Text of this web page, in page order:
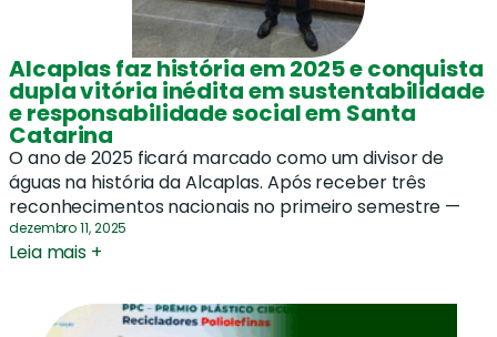
Alcaplas faz história em 2025 e conquista
dupla vitória inédita em sustentabilidade
e responsabilidade social em Santa
Catarina
O ano de 2025 ficará marcado como um divisor de
águas na história da Alcaplas. Após receber três
reconhecimentos nacionais no primeiro semestre —
dezembro 11, 2025
Leia mais +